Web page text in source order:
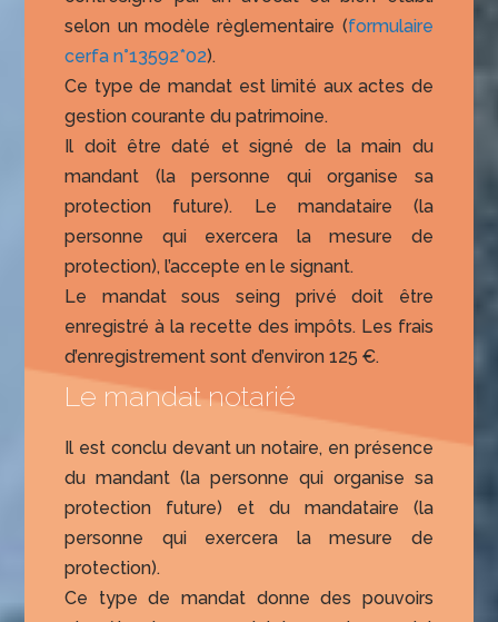
selon un modèle règlementaire (formulaire
cerfa n°13592*02).
Ce type de mandat est limité aux actes de
gestion courante du patrimoine.
Il doit être daté et signé de la main du
mandant (la personne qui organise sa
protection future). Le mandataire (la
personne qui exercera la mesure de
protection), l’accepte en le signant.
Le mandat sous seing privé doit être
enregistré à la recette des impôts. Les frais
d’enregistrement sont d’environ 125 €.
Le mandat notarié
Il est conclu devant un notaire, en présence
du mandant (la personne qui organise sa
protection future) et du mandataire (la
personne qui exercera la mesure de
protection).
Ce type de mandat donne des pouvoirs